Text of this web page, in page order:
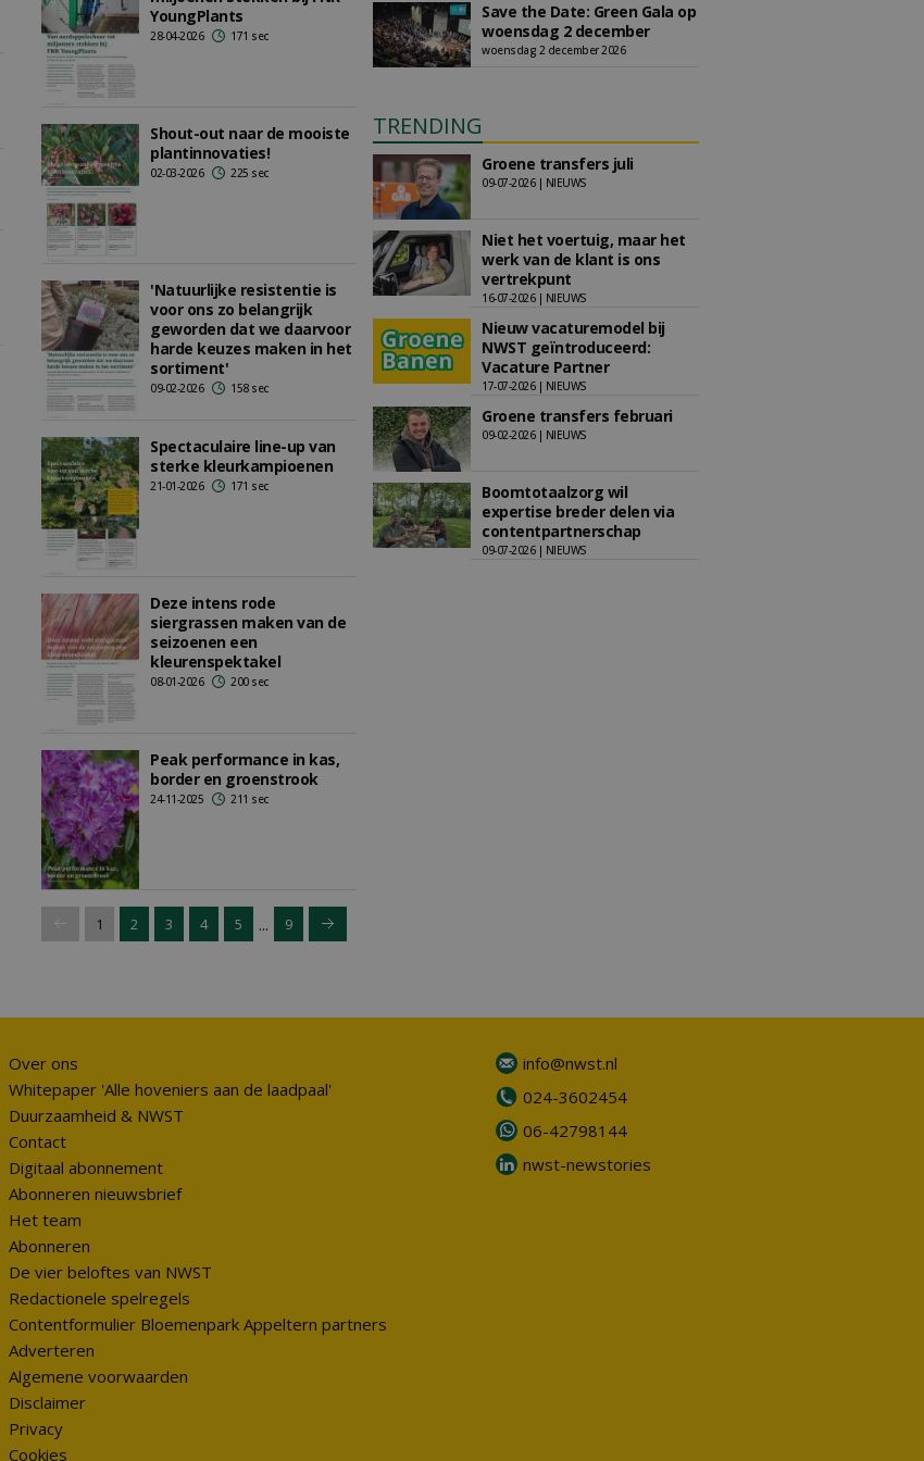
YoungPlants
28-04-2026 171 sec
Shout-out naar de mooiste
plantinnovaties!
02-03-2026 225 sec
'Natuurlijke resistentie is
voor ons zo belangrijk
geworden dat we daarvoor
harde keuzes maken in het
sortiment'
09-02-2026 158 sec
Spectaculaire line-up van
sterke kleurkampioenen
21-01-2026 171 sec
Deze intens rode
siergrassen maken van de
seizoenen een
kleurenspektakel
08-01-2026 200 sec
Peak performance in kas,
border en groenstrook
24-11-2025 211 sec
1 2 3 4 5 ... 9
Save the Date: Green Gala op
woensdag 2 december
woensdag 2 december 2026
TRENDING
Groene transfers juli
09-07-2026 | NIEUWS
Niet het voertuig, maar het
werk van de klant is ons
vertrekpunt
16-07-2026 | NIEUWS
Nieuw vacaturemodel bij
NWST geïntroduceerd:
Vacature Partner
17-07-2026 | NIEUWS
Groene transfers februari
09-02-2026 | NIEUWS
Boomtotaalzorg wil
expertise breder delen via
contentpartnerschap
09-07-2026 | NIEUWS
Over ons
Whitepaper 'Alle hoveniers aan de laadpaal'
Duurzaamheid & NWST
Contact
Digitaal abonnement
Abonneren nieuwsbrief
Het team
Abonneren
De vier beloftes van NWST
Redactionele spelregels
Contentformulier Bloemenpark Appeltern partners
Adverteren
Algemene voorwaarden
Disclaimer
Privacy
Cookies
info@nwst.nl
024-3602454
06-42798144
nwst-newstories